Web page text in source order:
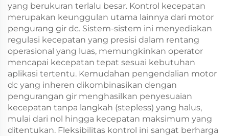
yang berukuran terlalu besar. Kontrol kecepatan
merupakan keunggulan utama lainnya dari motor
pengurang gir dc. Sistem-sistem ini menyediakan
regulasi kecepatan yang presisi dalam rentang
operasional yang luas, memungkinkan operator
mencapai kecepatan tepat sesuai kebutuhan
aplikasi tertentu. Kemudahan pengendalian motor
dc yang inheren dikombinasikan dengan
pengurangan gir menghasilkan penyesuaian
kecepatan tanpa langkah (stepless) yang halus,
mulai dari nol hingga kecepatan maksimum yang
ditentukan. Fleksibilitas kontrol ini sangat berharga